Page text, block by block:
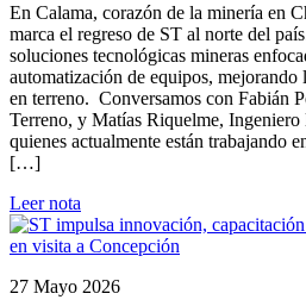
En Calama, corazón de la minería en
marca el regreso de ST al norte del
soluciones tecnológicas mineras
automatización de equipos, mejorando
en terreno. Conversamos con Fabián
Terreno, y Matías Riquelme, Ingeniero
quienes actualmente están trabajando
[…]
Leer nota
27 Mayo 2026